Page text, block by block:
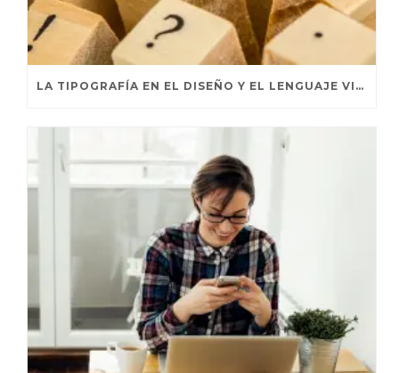
LA TIPOGRAFÍA EN EL DISEÑO Y EL LENGUAJE VISUAL